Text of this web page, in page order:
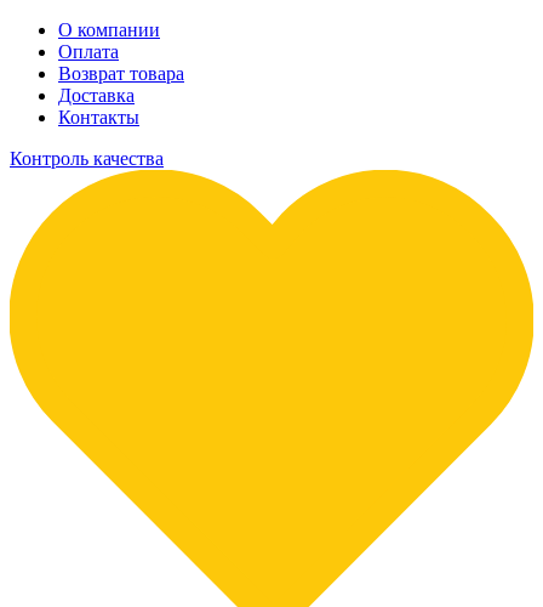
О компании
Оплата
Возврат товара
Доставка
Контакты
Контроль качества